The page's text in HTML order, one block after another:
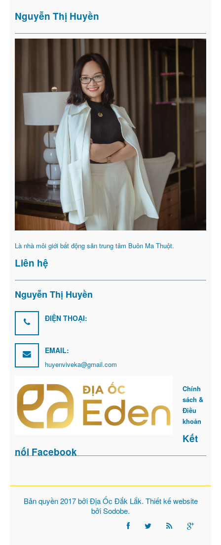
Nguyễn Thị Huyền
Là nhà môi giới bất động sản trung tâm Buôn Ma Thuột.
Liên hệ
Nguyễn Thị Huyền
ĐIỆN THOẠI:
EMAIL:
huyenviveka@gmail.com
Chính
sách &
Điều
khoản
Kết
nối Facebook
Bản quyền 2017 bởiĐịa Ốc Đắk Lắk. Thiết kế website
bởiSodobe.